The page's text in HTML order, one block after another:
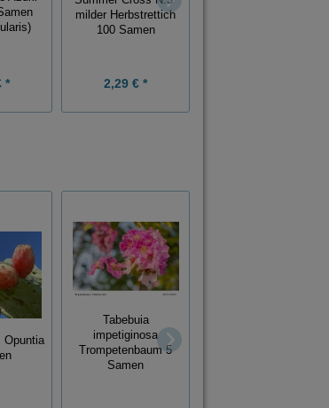
*
milder Herbstrettich
100 Samen
2,29 € *
Opuntia
Tabebuia
impetiginosa
Trompetenbaum 5
Samen